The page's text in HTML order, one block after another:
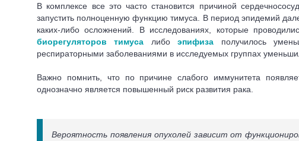
В комплексе все это часто становится причиной
запустить полноценную функцию тимуса. В период эпидемий
каких-либо осложнений. В исследованиях, которые
биорегуляторов тимуса либоэпифиза получилось
респираторными заболеваниями в исследуемых группах
Важно помнить, что по причине слабого иммунитета
однозначно является повышенный риск развития рака.
Вероятность появления опухолей зависит от